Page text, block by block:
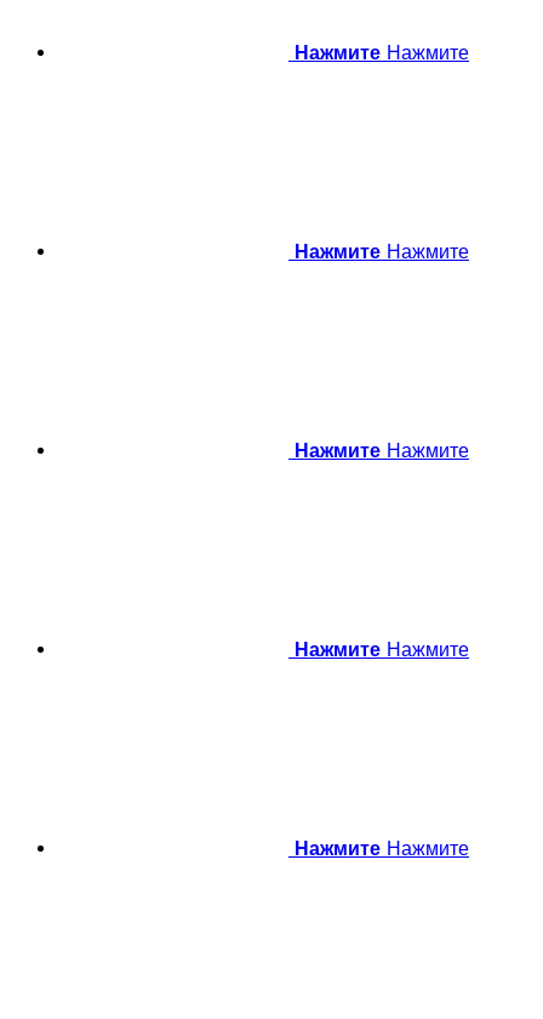
Нажмите Нажмите
Нажмите Нажмите
Нажмите Нажмите
Нажмите Нажмите
Нажмите Нажмите